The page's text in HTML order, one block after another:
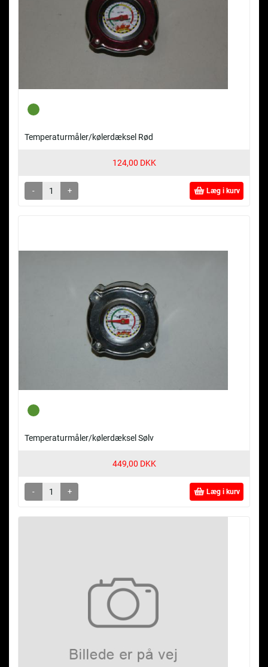
Temperaturmåler/kølerdæksel Rød
124,00 DKK
- + Læg i kurv
Temperaturmåler/kølerdæksel Sølv
449,00 DKK
- + Læg i kurv